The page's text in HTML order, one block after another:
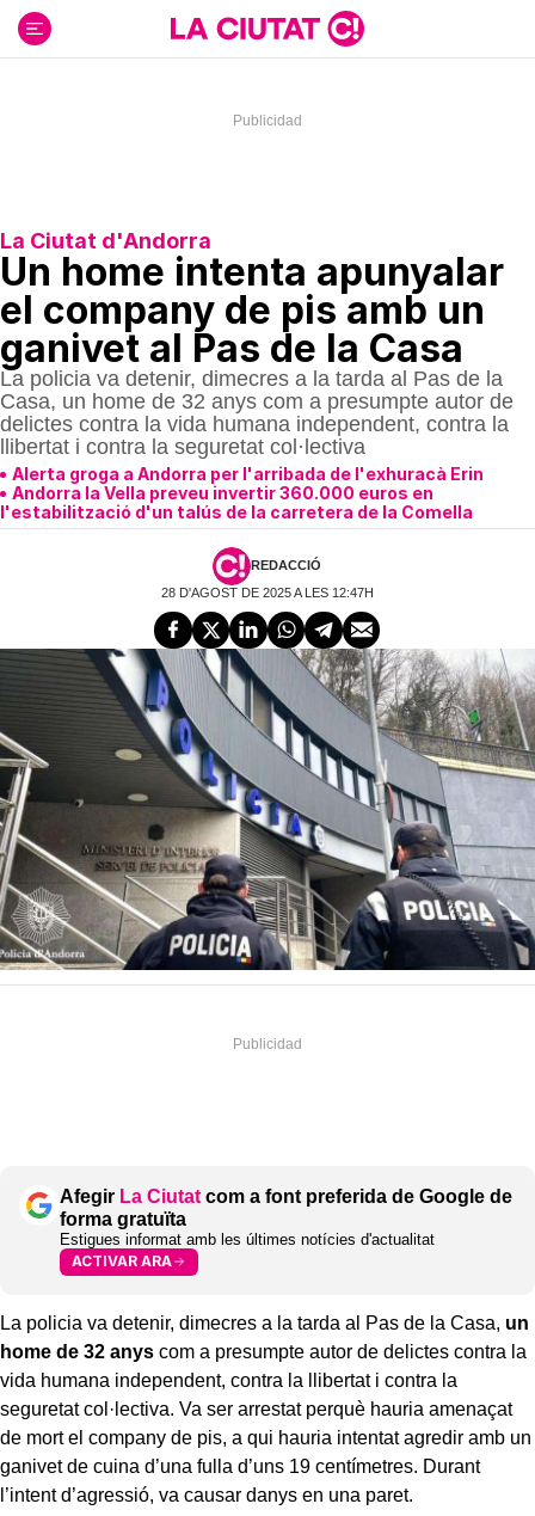
contenido
La Ciutat d'Andorra
Un home intenta apunyalar
el company de pis amb un
ganivet al Pas de la Casa
La policia va detenir, dimecres a la tarda al Pas de la
Casa, un home de 32 anys com a presumpte autor de
delictes contra la vida humana independent, contra la
llibertat i contra la seguretat col·lectiva
Alerta groga a Andorra per l'arribada de l'exhuracà Erin
Andorra la Vella preveu invertir 360.000 euros en
l'estabilització d'un talús de la carretera de la Comella
REDACCIÓ
28 D'AGOST DE 2025 A LES 12:47H
Afegir La Ciutat com a font preferida de Google de
forma gratuïta
Estigues informat amb les últimes notícies d'actualitat
ACTIVAR ARA
La policia va detenir, dimecres a la tarda al Pas de la Casa, un
home de 32 anys com a presumpte autor de delictes contra la
vida humana independent, contra la llibertat i contra la
seguretat col·lectiva. Va ser arrestat perquè hauria amenaçat
de mort el company de pis, a qui hauria intentat agredir amb un
ganivet de cuina d’una fulla d’uns 19 centímetres. Durant
l’intent d’agressió, va causar danys en una paret.